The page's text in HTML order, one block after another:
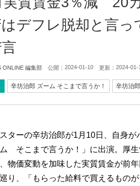
デフレ脱却と言っ
ONLINE 編集部 公開： 2024-01-10 更新： 2024-01-
辛坊治郎 ズーム そこまで言うか！ 辛坊治郎
ターの辛坊治郎が1月10日、自身
そこまで言うか！」に出演。厚
物価変動を加味した実質賃金が前
り、「もらった給料で買えるもの